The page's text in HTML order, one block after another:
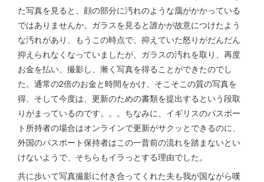
た写真を見ると、顔の部分に汚れのような靄がかかっている
ではありませんか。ガラスを見ると誰かが故意につけたよう
な汚れがあり、もうこの時点で、抑えていた怒りがだんだん
抑えられなくなっていましたが、ガラスの汚れを取り、再度
お金を払い、撮影し、漸く写真を得ることができたのでし
た。通常の2倍のお金と時間をかけ、そこそこの質の写真を
得、そして今度は、更新のための書類を提出するという段取
りがまっているのです。。。ちなみに、イギリスのパスポー
ト所持者の場合はオンラインで更新がサクッとできるのに、
外国のパスポート保持者はこの一昔前の流れを踏まないとい
けないようで、そちらもイラっとする理由でした。
共に歩いて写真撮影に付き合ってくれた夫も我が国ながら嘆